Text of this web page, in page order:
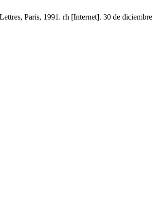
Paris, 1991. rh [Internet]. 30 de diciembre